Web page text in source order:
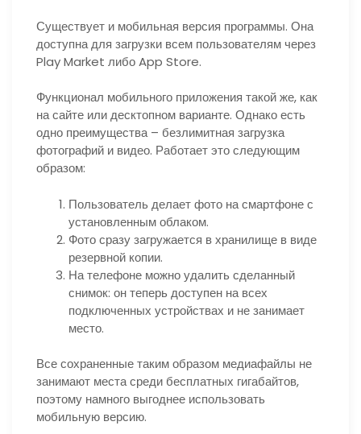
Существует и мобильная версия программы. Она
доступна для загрузки всем пользователям через
Play Market либо App Store.
Функционал мобильного приложения такой же, как
на сайте или десктопном варианте. Однако есть
одно преимущества – безлимитная загрузка
фотографий и видео. Работает это следующим
образом:
Пользователь делает фото на смартфоне с
установленным облаком.
Фото сразу загружается в хранилище в виде
резервной копии.
На телефоне можно удалить сделанный
снимок: он теперь доступен на всех
подключенных устройствах и не занимает
место.
Все сохраненные таким образом медиафайлы не
занимают места среди бесплатных гигабайтов,
поэтому намного выгоднее использовать
мобильную версию.